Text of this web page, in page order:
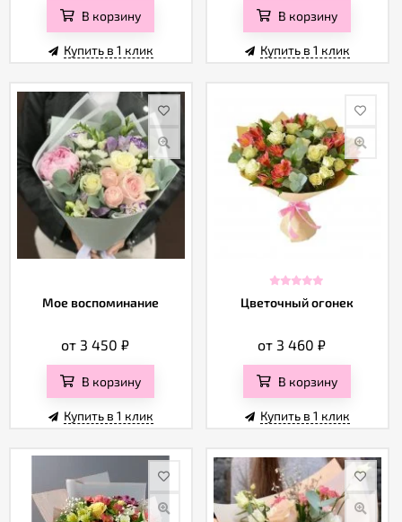
В корзину
Купить в 1 клик
В корзину
Купить в 1 клик
Мое воспоминание
от 3 450₽
В корзину
Купить в 1 клик
Цветочный огонек
от 3 460₽
В корзину
Купить в 1 клик